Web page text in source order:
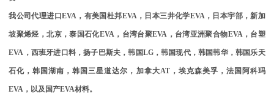
我公司代理进口EVA ，有美国杜邦EVA ，日本三井化学EVA ，日本宇部，新加
坡聚烯烃，北京，泰国石化EVA ，台湾台聚EVA ，台湾亚洲聚合物EVA ，台塑
EVA ，西班牙进口料，扬子巴斯夫，韩国LG，韩国现代，韩国韩华，韩国乐天
石化，韩国湖南，韩国三星道达尔，加拿大AT，埃克森美孚，法国阿科玛
EVA ，以及国产EVA材料。